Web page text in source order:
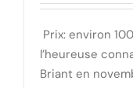
Prix: environ
l’heureuse
Briant en